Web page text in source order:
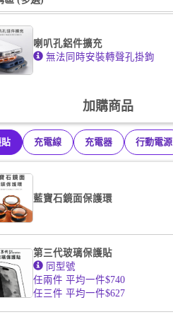
掛繩
/ undefined
喇叭孔鋁件擴充
無法同時安裝轉聲孔掛鉤
加購商品
充電線 充電器 行動電源
藍寶石鏡面保護環
第三代玻璃保護貼
同型號
任兩件 平均一件$740
任三件 平均一件$627